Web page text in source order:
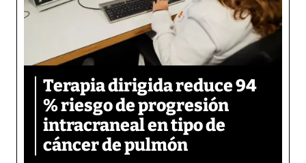
Terapia dirigida reduce 94
% riesgo de progresión
intracraneal en tipo de
cáncer de pulmón